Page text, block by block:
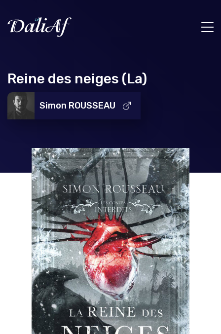
Reine des neiges (La)
Simon ROUSSEAU